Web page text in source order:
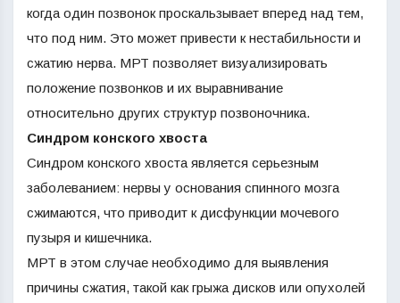
когда один позвонок проскальзывает вперед над тем,
что под ним. Это может привести к нестабильности и
сжатию нерва. МРТ позволяет визуализировать
положение позвонков и их выравнивание
относительно других структур позвоночника.
Синдром конского хвоста
Синдром конского хвоста является серьезным
заболеванием: нервы у основания спинного мозга
сжимаются, что приводит к дисфункции мочевого
пузыря и кишечника.
МРТ в этом случае необходимо для выявления
причины сжатия, такой как грыжа дисков или опухолей